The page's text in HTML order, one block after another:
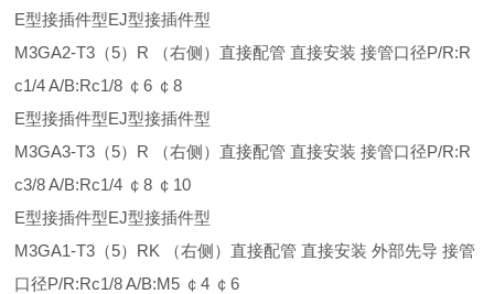
E型接插件型EJ型接插件型
M3GA2-T3（5）R （右侧）直接配管 直接安装 接管口径P/R:R
c1/4 A/B:Rc1/8 ￠6 ￠8
E型接插件型EJ型接插件型
M3GA3-T3（5）R （右侧）直接配管 直接安装 接管口径P/R:R
c3/8 A/B:Rc1/4 ￠8 ￠10
E型接插件型EJ型接插件型
M3GA1-T3（5）RK （右侧）直接配管 直接安装 外部先导 接管
口径P/R:Rc1/8 A/B:M5 ￠4 ￠6